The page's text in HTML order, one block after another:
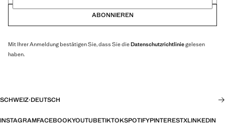
ABONNIEREN
Mit Ihrer Anmeldung bestätigen Sie, dass Sie dieDatenschutzrichtliniegelesen
haben.
SCHWEIZ·DEUTSCH
INSTAGRAMFACEBOOKYOUTUBETIKTOKSPOTIFYPINTERESTXLINKEDIN